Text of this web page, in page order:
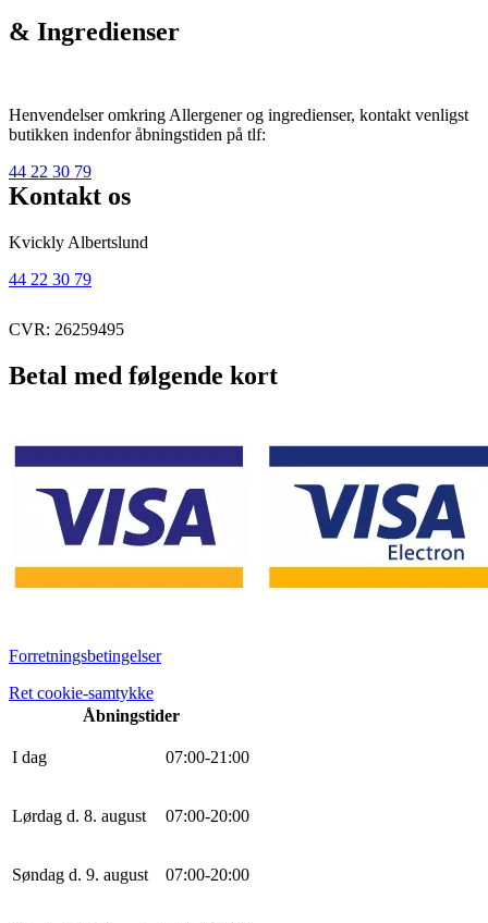
& Ingredienser
Henvendelser omkring Allergener og ingredienser, kontakt venligst
butikken indenfor åbningstiden på tlf:
44 22 30 79
Kontakt os
Kvickly Albertslund
44 22 30 79
CVR: 26259495
Betal med følgende kort
Forretningsbetingelser
Ret cookie-samtykke
Åbningstider
I dag 07:00-21:00
Lørdag d. 8. august 07:00-20:00
Søndag d. 9. august 07:00-20:00